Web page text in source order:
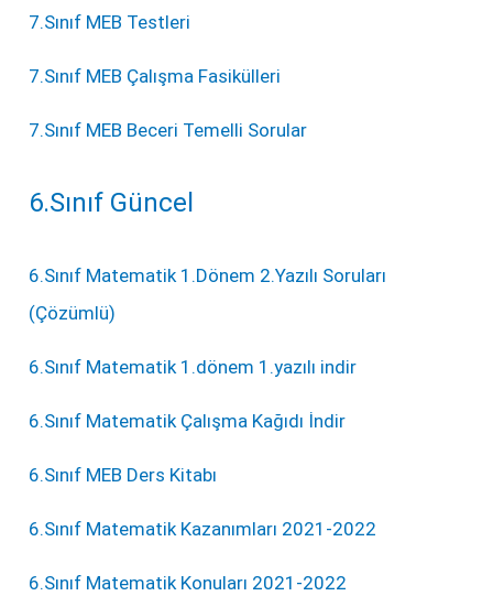
7.Sınıf MEB Testleri
7.Sınıf MEB Çalışma Fasikülleri
7.Sınıf MEB Beceri Temelli Sorular
6.Sınıf Güncel
6.Sınıf Matematik 1.Dönem 2.Yazılı Soruları
(Çözümlü)
6.Sınıf Matematik 1.dönem 1.yazılı indir
6.Sınıf Matematik Çalışma Kağıdı İndir
6.Sınıf MEB Ders Kitabı
6.Sınıf Matematik Kazanımları 2021-2022
6.Sınıf Matematik Konuları 2021-2022